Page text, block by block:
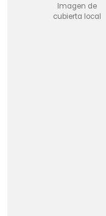
Imagen de
cubierta local